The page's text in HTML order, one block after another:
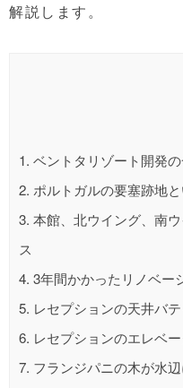
解説します。
1. ベントタリゾート開発
2. ポルトガルの要塞跡地
3. 本館、北ウイング、南
ス
4. 3年間かかったリノベー
5. レセプションの天井バ
6. レセプションのエレベ
7. フランジパニの木が水